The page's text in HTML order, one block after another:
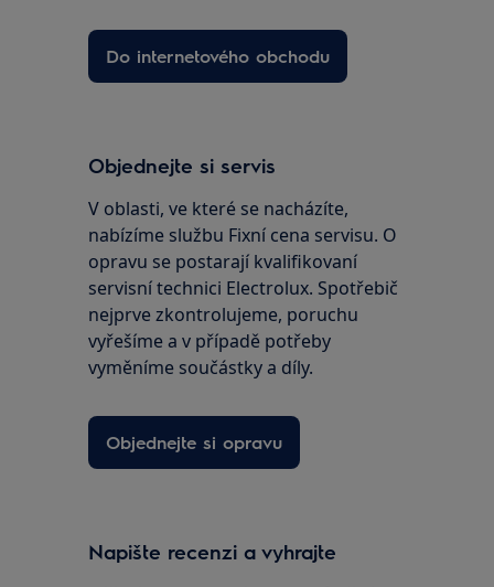
Do internetového obchodu
Objednejte si servis
V oblasti, ve které se nacházíte,
nabízíme službu Fixní cena servisu. O
opravu se postarají kvalifikovaní
servisní technici Electrolux. Spotřebič
nejprve zkontrolujeme, poruchu
vyřešíme a v případě potřeby
vyměníme součástky a díly.
Objednejte si opravu
Napište recenzi a vyhrajte